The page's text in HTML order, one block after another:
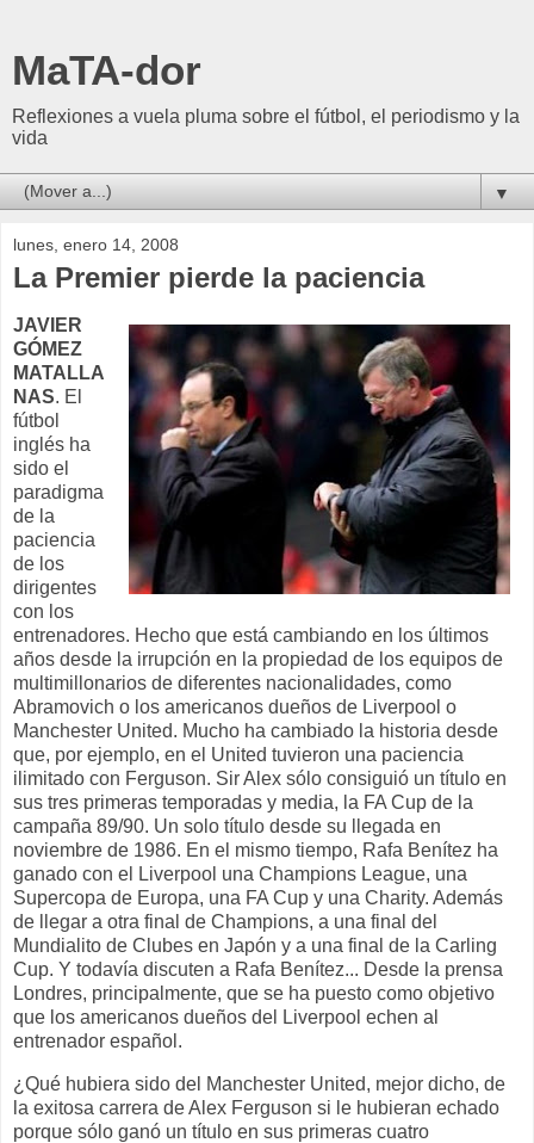
MaTA-dor
Reflexiones a vuela pluma sobre el fútbol, el periodismo y la
vida
▼
lunes, enero 14, 2008
La Premier pierde la paciencia
JAVIER
GÓMEZ
MATALLA
NAS. El
fútbol
inglés ha
sido el
paradigma
de la
paciencia
de los
dirigentes
con los
entrenadores. Hecho que está cambiando en los últimos
años desde la irrupción en la propiedad de los equipos de
multimillonarios de diferentes nacionalidades, como
Abramovich o los americanos dueños de Liverpool o
Manchester United. Mucho ha cambiado la historia desde
que, por ejemplo, en el United tuvieron una paciencia
ilimitado con Ferguson. Sir Alex sólo consiguió un título en
sus tres primeras temporadas y media, la FA Cup de la
campaña 89/90. Un solo título desde su llegada en
noviembre de 1986. En el mismo tiempo, Rafa Benítez ha
ganado con el Liverpool una Champions League, una
Supercopa de Europa, una FA Cup y una Charity. Además
de llegar a otra final de Champions, a una final del
Mundialito de Clubes en Japón y a una final de la Carling
Cup. Y todavía discuten a Rafa Benítez... Desde la prensa
Londres, principalmente, que se ha puesto como objetivo
que los americanos dueños del Liverpool echen al
entrenador español.
¿Qué hubiera sido del Manchester United, mejor dicho, de
la exitosa carrera de Alex Ferguson si le hubieran echado
porque sólo ganó un título en sus primeras cuatro